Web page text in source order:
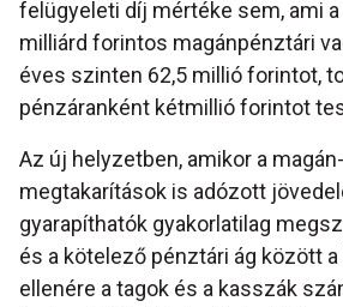
felügyeleti díj mértéke sem, ami
milliárd forintos magánpénztári
éves szinten 62,5 millió forintot,
pénzáranként kétmillió forintot
Az új helyzetben, amikor a
megtakarítások is adózott
gyarapíthatók gyakorlatilag
és a kötelező pénztári ág között
ellenére a tagok és a kasszák